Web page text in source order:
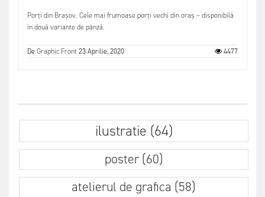
Porți din Brașov. Cele mai frumoase porți vechi din oraș – disponibilă
în două variante de pânză.
DeGraphic Front23 Aprilie, 2020 4477
ilustratie (64)
poster (60)
atelierul de grafica (58)